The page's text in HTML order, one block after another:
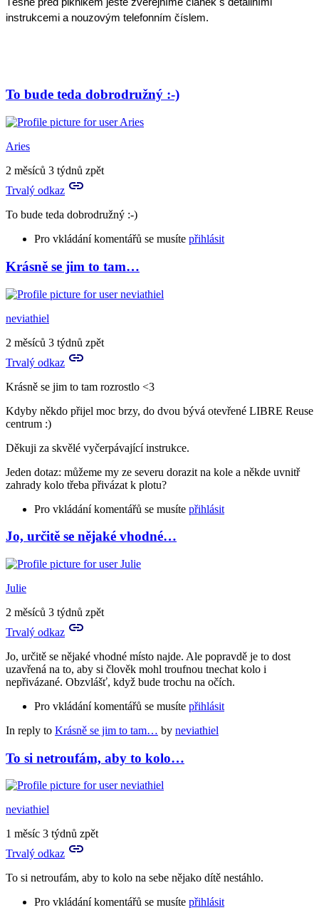
instrukcemi a nouzovým telefonním číslem.
To bude teda dobrodružný :-)
Aries
2 měsíců 3 týdnů zpět
Trvalý odkaz
To bude teda dobrodružný :-)
Pro vkládání komentářů se musíte přihlásit
Krásně se jim to tam…
neviathiel
2 měsíců 3 týdnů zpět
Trvalý odkaz
Krásně se jim to tam rozrostlo <3
Kdyby někdo přijel moc brzy, do dvou bývá otevřené LIBRE Reuse
centrum :)
Děkuji za skvělé vyčerpávající instrukce.
Jeden dotaz: můžeme my ze severu dorazit na kole a někde uvnitř
zahrady kolo třeba přivázat k plotu?
Pro vkládání komentářů se musíte přihlásit
Jo, určitě se nějaké vhodné…
Julie
2 měsíců 3 týdnů zpět
Trvalý odkaz
Jo, určitě se nějaké vhodné místo najde. Ale popravdě je to dost
uzavřená na to, aby si člověk mohl troufnou tnechat kolo i
nepřivázané. Obzvlášť, když bude trochu na očích.
Pro vkládání komentářů se musíte přihlásit
In reply to Krásně se jim to tam… by neviathiel
To si netroufám, aby to kolo…
neviathiel
1 měsíc 3 týdnů zpět
Trvalý odkaz
To si netroufám, aby to kolo na sebe nějako dítě nestáhlo.
Pro vkládání komentářů se musíte přihlásit